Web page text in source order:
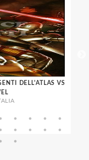
DELL'ATLAS VS